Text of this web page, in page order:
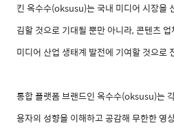
킨 옥수수(oksusu)는 국내 미디어 시장을
김할 것으로 기대될 뿐만 아니라,콘텐츠
미디어 산업 생태계 발전에 기여할 것으로
통합 플랫폼 브랜드인 옥수수(oksusu)는
용자의 성향을 이해하고 공감해 무한한 영